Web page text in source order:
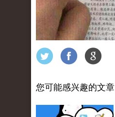
您可能感兴趣的文章